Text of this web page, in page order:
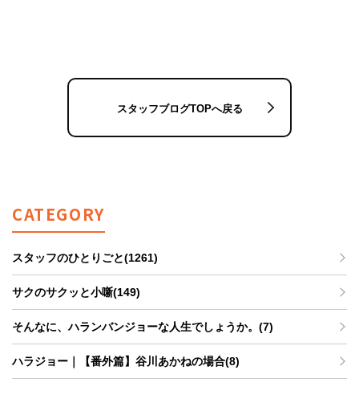
スタッフブログTOPへ戻る
CATEGORY
スタッフのひとりごと(1261)
サクのサクッと小噺(149)
そんなに、ハランバンジョーな人生でしょうか。(7)
ハラジョー｜【番外篇】谷川あかねの場合(8)